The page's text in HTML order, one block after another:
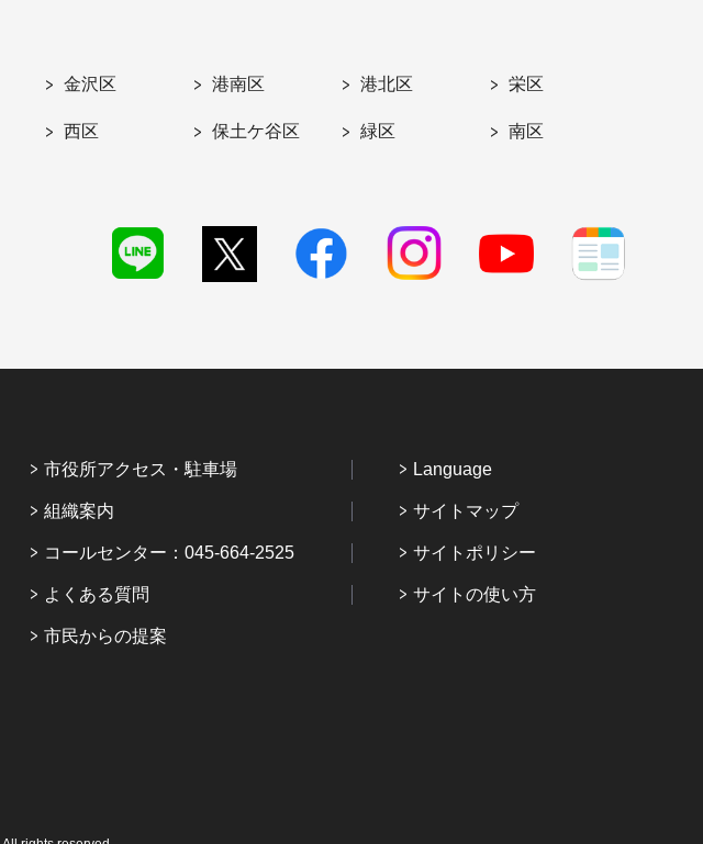
金沢区 港南区 港北区 栄区
西区 保土ケ谷区 緑区 南区
市役所アクセス・駐車場
組織案内
コールセンター：045-664-2525
よくある質問
市民からの提案
Language
サイトマップ
サイトポリシー
サイトの使い方